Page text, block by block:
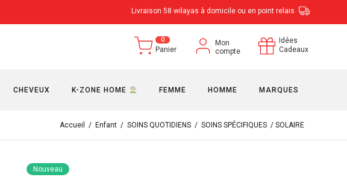
Livraison 58 wilayas à domicile ou en point relais
0
Panier
Mon
compte
Idées
Cadeaux
CHEVEUX K-ZONE HOME FEMME HOMME MARQUES
Accueil / Enfant / SOINS QUOTIDIENS / SOINS SPÉCIFIQUES / SOLAIRE
Nouveau